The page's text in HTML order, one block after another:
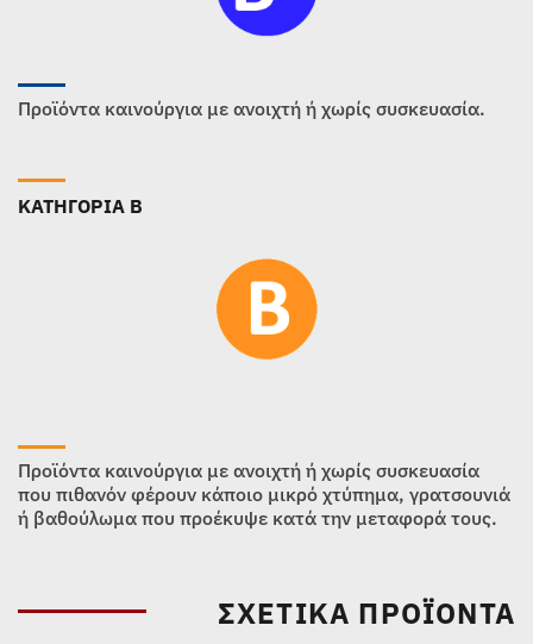
Προϊόντα καινούργια με ανοιχτή ή χωρίς συσκευασία.
ΚΑΤΗΓΟΡΙΑ B
Προϊόντα καινούργια με ανοιχτή ή χωρίς συσκευασία
που πιθανόν φέρουν κάποιο μικρό χτύπημα, γρατσουνιά
ή βαθούλωμα που προέκυψε κατά την μεταφορά τους.
ΣΧΕΤΙΚΆ ΠΡΟΪΌΝΤΑ